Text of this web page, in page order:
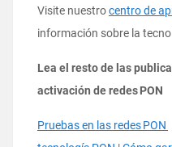
Visite nuestrocentro de
información sobre la
Lea el resto de las
activación de redes PON
Pruebas en las redes PON